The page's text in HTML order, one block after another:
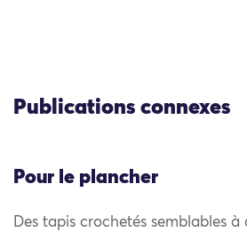
Publications connexes
Pour le plancher
Des tapis crochetés semblables à